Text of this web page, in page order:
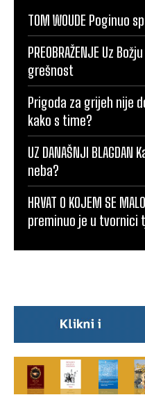
TOM WOUDE Poginuo
PREOBRAŽENJE Uz
grešnost
Prigoda za grijeh nije
kako s time?
UZ DANAŠNJI
neba?
HRVAT O KOJEM SE
preminuo je u tvornici